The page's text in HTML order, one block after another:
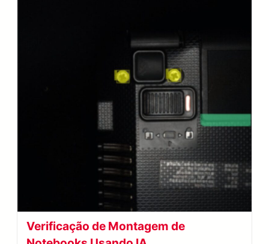
Verificação de Montagem de